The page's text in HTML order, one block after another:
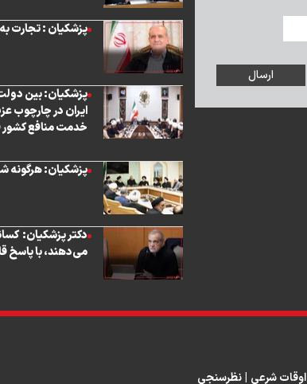
پزشکیان : تجارت به ۱۰ میلیارد رسید، موشک‌ها مذاکره‌ناپذیر ماندند
پزشکیان: بین
ایران در چارچوب
خدمت منافع کشور
پزشکیان: هرگونه
دکتر پزشکیان:
می‌دهند، با پاسخ
اوقات شرعی |نظرسنجی